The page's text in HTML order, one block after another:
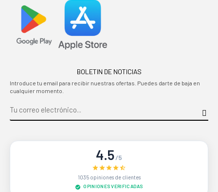
BOLETIN DE NOTICIAS
Introduce tu email para recibir nuestras ofertas. Puedes darte de baja en
cualquier momento.
4.5/5
1035 opiniones de clientes
OPINIONES VERIFICADAS